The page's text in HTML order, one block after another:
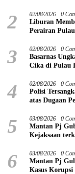
2 02/08/2026 0
Liburan
Perairan
3 02/08/2026 0
Basarnas
Cika di Pulau
4 02/08/2026 0
Polisi
atas Dugaan
5 03/08/2026 0
Mantan Pj
Kejaksaan
6 03/08/2026 0
Mantan Pj
Kasus